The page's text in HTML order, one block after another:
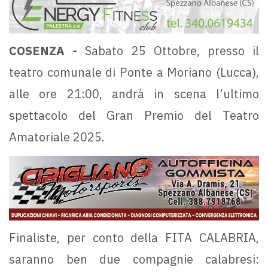
COSENZA -Sabato 25 Ottobre, presso il
teatro comunale di Ponte a Moriano (Lucca),
alle ore 21:00, andrà in scena l’ultimo
spettacolo del Gran Premio del Teatro
Amatoriale 2025.
Finaliste, per conto della FITA CALABRIA,
saranno ben due compagnie calabresi: